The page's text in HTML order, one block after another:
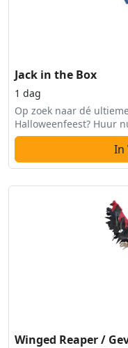
Jack in the Box
1 dag
Op zoek naar dé
Halloweenfeest? Huur
In
Winged Reaper /